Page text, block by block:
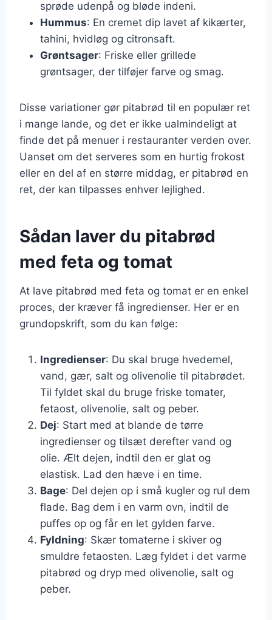
sprøde udenpå og bløde indeni.
Hummus: En cremet dip lavet af kikærter,
tahini, hvidløg og citronsaft.
Grøntsager: Friske eller grillede
grøntsager, der tilføjer farve og smag.
Disse variationer gør pitabrød til en populær ret
i mange lande, og det er ikke ualmindeligt at
finde det på menuer i restauranter verden over.
Uanset om det serveres som en hurtig frokost
eller en del af en større middag, er pitabrød en
ret, der kan tilpasses enhver lejlighed.
Sådan laver du pitabrød
med feta og tomat
At lave pitabrød med feta og tomat er en enkel
proces, der kræver få ingredienser. Her er en
grundopskrift, som du kan følge:
Ingredienser: Du skal bruge hvedemel,
vand, gær, salt og olivenolie til pitabrødet.
Til fyldet skal du bruge friske tomater,
fetaost, olivenolie, salt og peber.
Dej: Start med at blande de tørre
ingredienser og tilsæt derefter vand og
olie. Ælt dejen, indtil den er glat og
elastisk. Lad den hæve i en time.
Bage: Del dejen op i små kugler og rul dem
flade. Bag dem i en varm ovn, indtil de
puffes op og får en let gylden farve.
Fyldning: Skær tomaterne i skiver og
smuldre fetaosten. Læg fyldet i det varme
pitabrød og dryp med olivenolie, salt og
peber.